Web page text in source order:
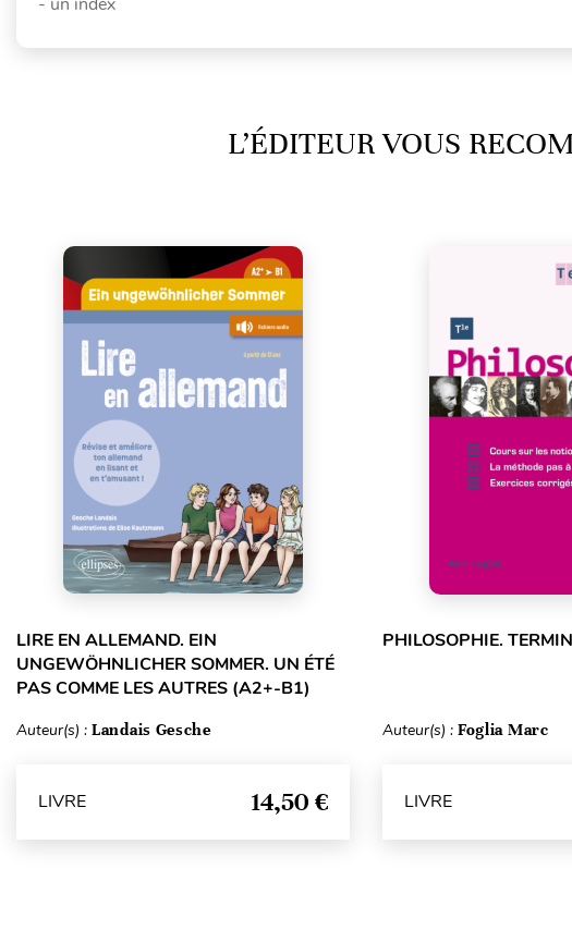
L’ÉDITEUR VOUS
LIRE EN ALLEMAND. EIN
UNGEWÖHNLICHER SOMMER. UN ÉTÉ
PAS COMME LES AUTRES (A2+-B1)
Auteur(s) : Landais Gesche
LIVRE 14,50 €
PHILOSOPHIE.
Auteur(s) : Foglia Marc
LIVRE